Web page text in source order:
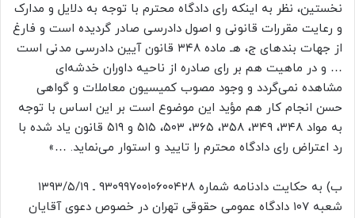
نخستین، نظر به اینکه رای دادگاه محترم با توجه به دلایل و مدارک
و رعایت مقررات قانونی و اصول دادرسی صادر گردیده است و فارغ
از جهات بندهای ج، هـ ماده ۳۴۸ قانون آیین دادرسی مدنی است
… و در ماهیت هم بر رای صادره از ناحیه داوران خدشه‌ای
مشاهده نمی‌گردد و وجود مصوب کمیسیون معاملات و گواهی
حسن انجام کار هم مؤید این موضوع است بر این اساس با توجه
به مواد ۳۴۸، ۳۴۹، ۳۵۸، ۳۶۵، ۵۰۳، ۵۱۵ و ۵۱۹ قانون یاد شده با
رد اعتراض رای دادگاه محترم را تایید و استوار می‌نماید. …»
ب) به حکایت دادنامه شماره ۹۳۰۹۹۷۰۰۱۰۶۰۰۴۲۸ ـ ۱۳۹۳/۵/۱۹
شعبه ۱۰۷ دادگاه عمومی حقوقی تهران در خصوص دعوی آقایان